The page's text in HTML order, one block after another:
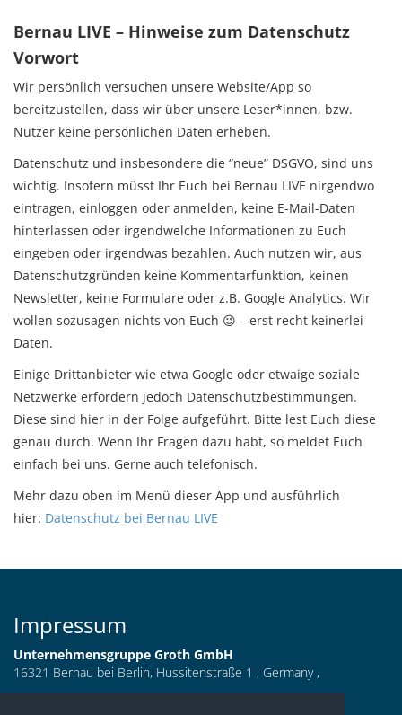
Über Bernau LIVE
Wir lieben unsere Stadt Bernau bei Berlin und
alles, was drumherum ist!
… deswegen wollen wir Bernau bei Berlin und Umgebung
ein BILD geben und unser „Städtchen“ im Norden Berlins
allen zeigen.
Bernau LIVE entsprang einer Idee der SpreePiX Media. Hier
unterwegs und versorgen zahlreiche nationale wie
internationale Medien und Agenturen mit Bildmaterial von z.
B. Konzerten und Großveranstaltungen.
Als wir Anfang 2006 nach Bernau kamen, wussten wir nichts
leben. Auch vier Jahre später, im März 2010, gab es kaum
oder gar kein Facebook-Profil in Bezug auf Bernau. Bilder oder
beschränkte sich auf Minimalismus der 90er Jahre. Was lag
berichten und zu informieren? Technik war vorhanden und
ein journalistischer Hintergrund war gegeben. Und so
machten wir uns anfangs allein und später zu zweit an die
Bernau LIVE – Hinweise zum Datenschutz
Vorwort
Wir persönlich versuchen unsere Website/App so
bereitzustellen, dass wir über unsere Leser*innen, bzw.
Nutzer keine persönlichen Daten erheben.
Datenschutz und insbesondere die “neue” DSGVO, sind uns
wichtig. Insofern müsst Ihr Euch bei Bernau LIVE nirgendwo
eintragen, einloggen oder anmelden, keine E-Mail-Daten
hinterlassen oder irgendwelche Informationen zu Euch
eingeben oder irgendwas bezahlen. Auch nutzen wir, aus
Datenschutzgründen keine Kommentarfunktion, keinen
Newsletter, keine Formulare oder z.B. Google Analytics. Wir
wollen sozusagen nichts von Euch 😉 – erst recht keinerlei
Daten.
Einige Drittanbieter wie etwa Google oder etwaige soziale
Netzwerke erfordern jedoch Datenschutzbestimmungen.
Diese sind hier in der Folge aufgeführt. Bitte lest Euch diese
genau durch. Wenn Ihr Fragen dazu habt, so meldet Euch
einfach bei uns. Gerne auch telefonisch.
Mehr dazu oben im Menü dieser App und ausführlich
hier: Datenschutz bei Bernau LIVE
Impressum
Unternehmensgruppe Groth GmbH
16321 Bernau bei Berlin, Hussitenstraße 1 , Germany ,
Telefon:03338